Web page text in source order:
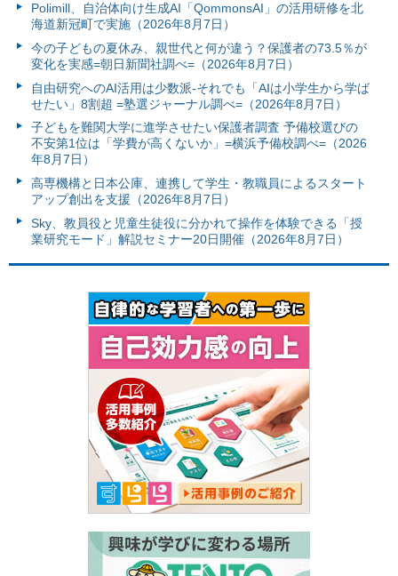
Polimill、自治体向け生成AI「QommonsAI」の活用研修を北
海道新冠町で実施（2026年8月7日）
今の子どもの夏休み、親世代と何が違う？保護者の73.5％が
変化を実感=朝日新聞社調べ=（2026年8月7日）
自由研究へのAI活用は少数派-それでも「AIは小学生から学ば
せたい」8割超 =塾選ジャーナル調べ=（2026年8月7日）
子どもを難関大学に進学させたい保護者調査 予備校選びの
不安第1位は「学費が高くないか」=横浜予備校調べ=（2026
年8月7日）
高専機構と日本公庫、連携して学生・教職員によるスタート
アップ創出を支援（2026年8月7日）
Sky、教員役と児童生徒役に分かれて操作を体験できる「授
業研究モード」解説セミナー20日開催（2026年8月7日）